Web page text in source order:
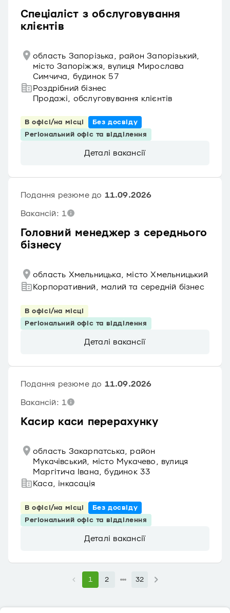
Спеціаліст з обслуговування
клієнтів
область Запорізька, район Запорізький,
місто Запоріжжя, вулиця Мирослава
Симчича, будинок 57
Роздрібний бізнес
Продажі, обслуговування клієнтів
В офісі/на місці
Без досвіду
Регіональний офіс та відділення
Деталі вакансії
Головний менеджер з середнього
бізнесу
Подання резюме до 11.09.2026
Вакансій: 1
область Хмельницька, місто Хмельницький
Корпоративний, малий та середній бізнес
В офісі/на місці
Регіональний офіс та відділення
Деталі вакансії
Касир каси перерахунку
Подання резюме до 11.09.2026
Вакансій: 1
область Закарпатська, район
Мукачівський, місто Мукачево, вулиця
Маргітича Івана, будинок 33
Каса, інкасація
В офісі/на місці
Без досвіду
Регіональний офіс та відділення
Деталі вакансії
1 2 32